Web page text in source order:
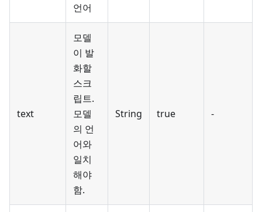
언어
text
모델
이 발
화할
스크
립트.
모델
의 언
어와
일치
해야
함.
String true -